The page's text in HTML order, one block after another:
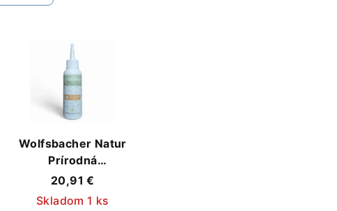
Wolfsbacher Natur
Prírodná
Starostlivosť pre
Zdravé Uši Vášho
20,91 €
Skladom 1 ks